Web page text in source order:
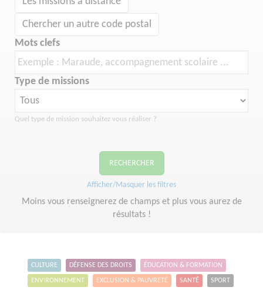
Chercher un autre code postal
Mots clefs
Type de missions
Quel type de mission souhaitez vous réaliser ?
RECHERCHER
Afficher/Masquer les filtres
Moins vous renseignerez de champs et plus vous aurez de
résultats !
CULTURE DÉFENSE DES DROITS ÉDUCATION & FORMATION
ENVIRONNEMENT EXCLUSION & PAUVRETÉ SANTÉ SPORT